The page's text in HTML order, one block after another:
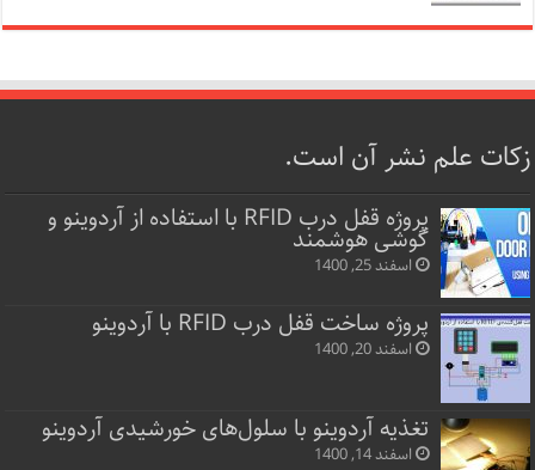
زکات علم نشر آن است.
پروژه قفل‌ درب RFID با استفاده از آردوینو و
گوشی هوشمند
اسفند 25, 1400
پروژه ساخت قفل‌ درب RFID با آردوینو
اسفند 20, 1400
تغذیه آردوینو با سلول‌های خورشیدی آردوینو
اسفند 14, 1400